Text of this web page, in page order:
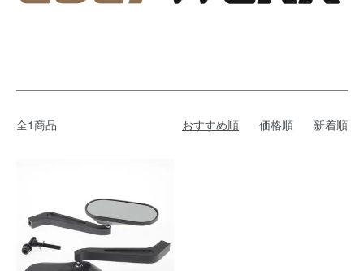
全1商品 おすすめ順 価格順 新着順